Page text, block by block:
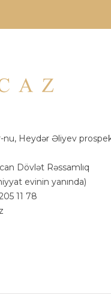
nu, Heydər Əliyev
Dövlət Rəssamlıq
evinin yanında)
11 78